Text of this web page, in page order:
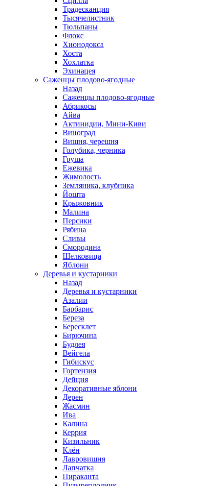
Традесканция
Тысячелистник
Тюльпаны
Флокс
Хионодокса
Хоста
Хохлатка
Эхинацея
Саженцы плодово-ягодные
Назад
Саженцы плодово-ягодные
Абрикосы
Айва
Актинидии, Мини-Киви
Виноград
Вишня, черешня
Голубика, черника
Груша
Ежевика
Жимолость
Земляника, клубника
Йошта
Крыжовник
Малина
Персики
Рябина
Сливы
Смородина
Шелковица
Яблони
Деревья и кустарники
Назад
Деревья и кустарники
Азалии
Барбарис
Береза
Бересклет
Бирючина
Будлея
Вейгела
Гибискус
Гортензия
Дейция
Декоративные яблони
Дерен
Жасмин
Ива
Калина
Керрия
Кизильник
Клён
Лавровишня
Лапчатка
Пираканта